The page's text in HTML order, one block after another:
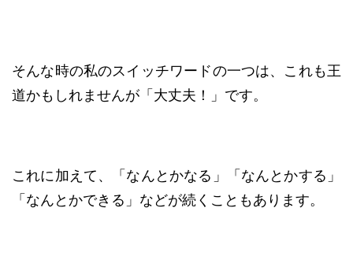
そんな時の私のスイッチワードの一つは、これも王
道かもしれませんが「大丈夫！」です。
これに加えて、「なんとかなる」「なんとかする」
「なんとかできる」などが続くこともあります。